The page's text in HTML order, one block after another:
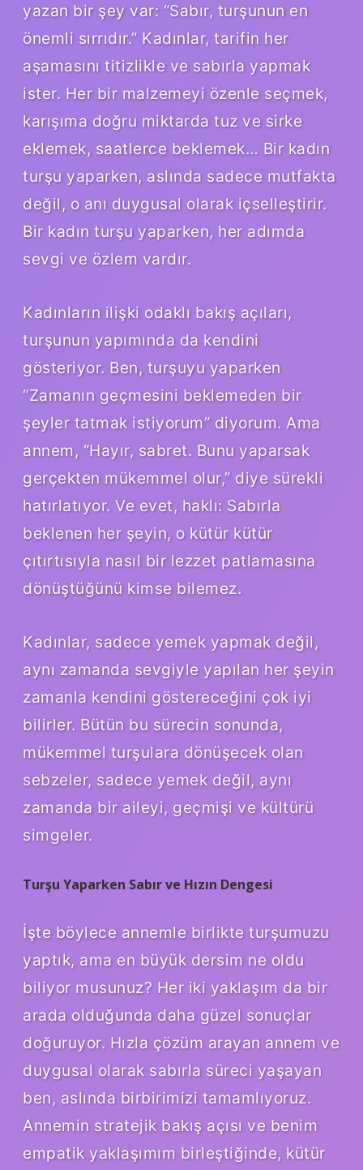
yazan bir şey var: “Sabır, turşunun en
önemli sırrıdır.” Kadınlar, tarifin her
aşamasını titizlikle ve sabırla yapmak
ister. Her bir malzemeyi özenle seçmek,
karışıma doğru miktarda tuz ve sirke
eklemek, saatlerce beklemek… Bir kadın
turşu yaparken, aslında sadece mutfakta
değil, o anı duygusal olarak içselleştirir.
Bir kadın turşu yaparken, her adımda
sevgi ve özlem vardır.
Kadınların ilişki odaklı bakış açıları,
turşunun yapımında da kendini
gösteriyor. Ben, turşuyu yaparken
“Zamanın geçmesini beklemeden bir
şeyler tatmak istiyorum” diyorum. Ama
annem, “Hayır, sabret. Bunu yaparsak
gerçekten mükemmel olur,” diye sürekli
hatırlatıyor. Ve evet, haklı: Sabırla
beklenen her şeyin, o kütür kütür
çıtırtısıyla nasıl bir lezzet patlamasına
dönüştüğünü kimse bilemez.
Kadınlar, sadece yemek yapmak değil,
aynı zamanda sevgiyle yapılan her şeyin
zamanla kendini göstereceğini çok iyi
bilirler. Bütün bu sürecin sonunda,
mükemmel turşulara dönüşecek olan
sebzeler, sadece yemek değil, aynı
zamanda bir aileyi, geçmişi ve kültürü
simgeler.
Turşu Yaparken Sabır ve Hızın Dengesi
İşte böylece annemle birlikte turşumuzu
yaptık, ama en büyük dersim ne oldu
biliyor musunuz? Her iki yaklaşım da bir
arada olduğunda daha güzel sonuçlar
doğuruyor. Hızla çözüm arayan annem ve
duygusal olarak sabırla süreci yaşayan
ben, aslında birbirimizi tamamlıyoruz.
Annemin stratejik bakış açısı ve benim
empatik yaklaşımım birleştiğinde, kütür